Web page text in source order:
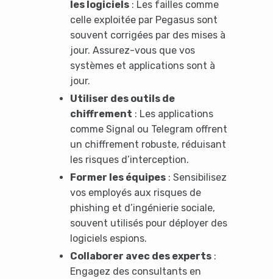
les logiciels: Les failles comme
celle exploitée par Pegasus sont
souvent corrigées par des mises à
jour. Assurez-vous que vos
systèmes et applications sont à
jour.
Utiliser des outils de
chiffrement : Les applications
comme Signal ou Telegram offrent
un chiffrement robuste, réduisant
les risques d’interception.
Former les équipes: Sensibilisez
vos employés aux risques de
phishing et d’ingénierie sociale,
souvent utilisés pour déployer des
logiciels espions.
Collaborer avec des experts:
Engagez des consultants en
It looks like you're
using an ad-blocker!
Yes, I will turn off Ad-Blocker
No Thanks